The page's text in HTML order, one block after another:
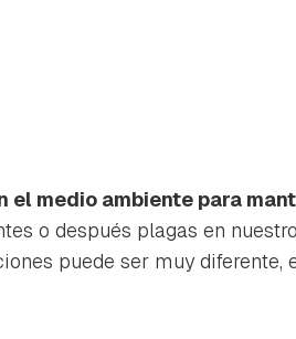
el medio ambiente para
o después plagas en
puede ser muy diferente,